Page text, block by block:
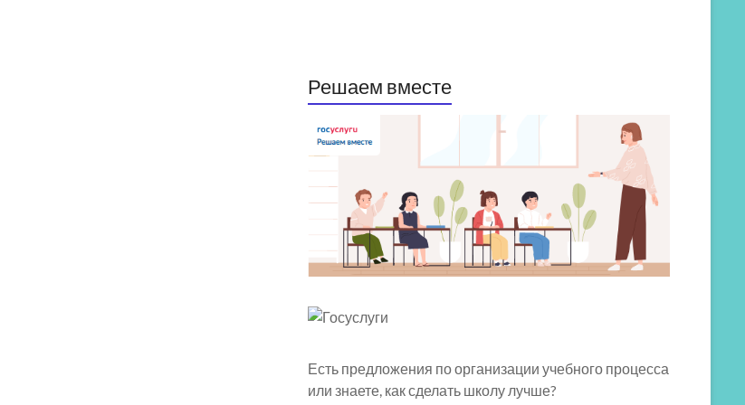
Решаем вместе
Есть предложения по организации учебного процесса
или знаете, как сделать школу лучше?